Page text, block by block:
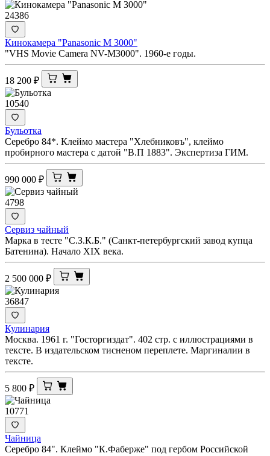
24386
Кинокамера "Panasonic M 3000"
"VHS Movie Camera NV-M3000". 1960-е годы.
18 200 ₽
10540
Бульотка
Серебро 84*. Клеймо мастера "Хлебниковъ", клеймо
пробирного мастера с датой "В.П 1883". Экспертиза ГИМ.
990 000 ₽
4798
Сервиз чайный
Марка в тесте "С.З.К.Б." (Санкт-петербургский завод купца
Батенина). Начало XIX века.
2 500 000 ₽
36847
Кулинария
Москва. 1961 г. "Госторгиздат". 402 стр. с иллюстрациями в
тексте. В издательском тисненом переплете. Маргиналии в
тексте.
5 800 ₽
10771
Чайница
Серебро 84". Клеймо "К.Фаберже" под гербом Российской